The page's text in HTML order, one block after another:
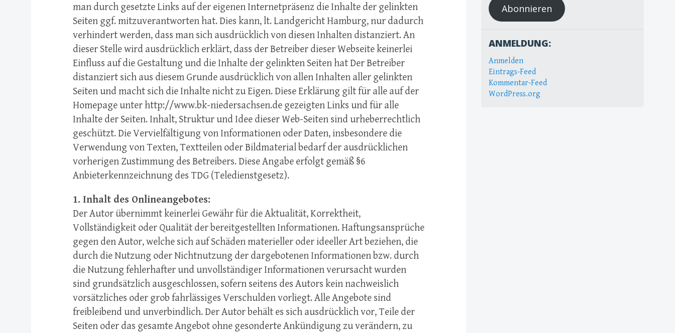
man durch gesetzte Links auf der eigenen Internetpräsenz die Inhalte der gelinkten
Seiten ggf. mitzuverantworten hat. Dies kann, lt. Landgericht Hamburg, nur dadurch
verhindert werden, dass man sich ausdrücklich von diesen Inhalten distanziert. An
dieser Stelle wird ausdrücklich erklärt, dass der Betreiber dieser Webseite keinerlei
Einfluss auf die Gestaltung und die Inhalte der gelinkten Seiten hat Der Betreiber
distanziert sich aus diesem Grunde ausdrücklich von allen Inhalten aller gelinkten
Seiten und macht sich die Inhalte nicht zu Eigen. Diese Erklärung gilt für alle auf der
Homepage unter http://www.bk-niedersachsen.de gezeigten Links und für alle
Inhalte der Seiten. Inhalt, Struktur und Idee dieser Web-Seiten sind urheberrechtlich
geschützt. Die Vervielfältigung von Informationen oder Daten, insbesondere die
Verwendung von Texten, Textteilen oder Bildmaterial bedarf der ausdrücklichen
vorherigen Zustimmung des Betreibers. Diese Angabe erfolgt gemäß §6
Anbieterkennzeichnung des TDG (Teledienstgesetz).
1. Inhalt des Onlineangebotes:
Der Autor übernimmt keinerlei Gewähr für die Aktualität, Korrektheit,
Vollständigkeit oder Qualität der bereitgestellten Informationen. Haftungsansprüche
gegen den Autor, welche sich auf Schäden materieller oder ideeller Art beziehen, die
durch die Nutzung oder Nichtnutzung der dargebotenen Informationen bzw. durch
die Nutzung fehlerhafter und unvollständiger Informationen verursacht wurden
sind grundsätzlich ausgeschlossen, sofern seitens des Autors kein nachweislich
vorsätzliches oder grob fahrlässiges Verschulden vorliegt. Alle Angebote sind
freibleibend und unverbindlich. Der Autor behält es sich ausdrücklich vor, Teile der
Seiten oder das gesamte Angebot ohne gesonderte Ankündigung zu verändern, zu
Abonnieren
ANMELDUNG:
Anmelden
Eintrags-Feed
Kommentar-Feed
WordPress.org